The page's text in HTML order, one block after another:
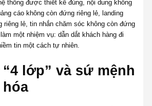
thống được thiết kế đúng, nội dung không
cáo không còn đứng riêng lẻ, landing
riêng lẻ, tin nhắn chăm sóc không còn đứng
một nhiệm vụ: dẫn dắt khách hàng đi
tin một cách tự nhiên.
lớp” và sứ mệnh